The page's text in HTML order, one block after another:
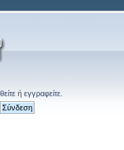
ή εγγραφείτε